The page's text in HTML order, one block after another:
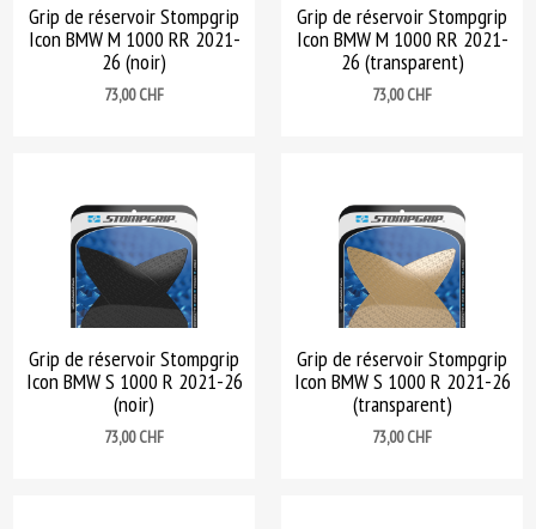
Grip de réservoir Stompgrip
Icon BMW M 1000 RR 2021-
26 (noir)
Prix
73,00 CHF
Grip de réservoir Stompgrip
Icon BMW M 1000 RR 2021-
26 (transparent)
Prix
73,00 CHF
Grip de réservoir Stompgrip
Icon BMW S 1000 R 2021-26
(noir)
Prix
73,00 CHF
Grip de réservoir Stompgrip
Icon BMW S 1000 R 2021-26
(transparent)
Prix
73,00 CHF